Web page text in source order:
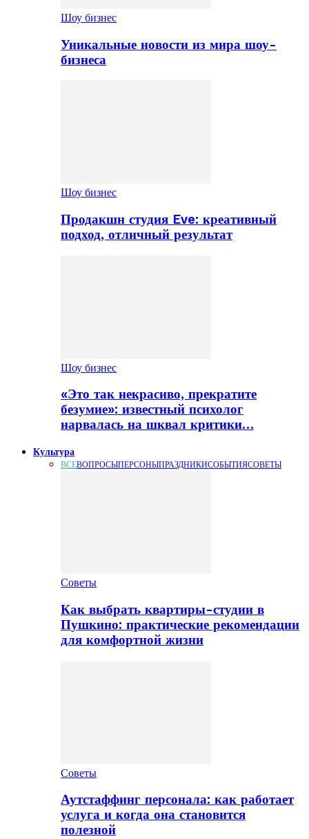
Шоу бизнес
Уникальные новости из мира шоу-
бизнеса
Шоу бизнес
Продакшн студия Eve: креативный
подход, отличный результат
Шоу бизнес
«Это так некрасиво, прекратите
безумие»: известный психолог
нарвалась на шквал критики…
Культура
ВСЕВОПРОСЫПЕРСОНЫПРАЗДНИКИСОБЫТИЯСОВЕТЫ
Советы
Как выбрать квартиры-студии в
Пушкино: практические рекомендации
для комфортной жизни
Советы
Аутстаффинг персонала: как работает
услуга и когда она становится
полезной